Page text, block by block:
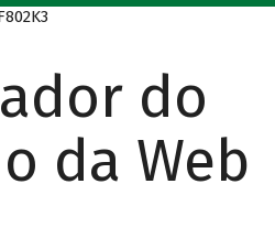
do
da Web